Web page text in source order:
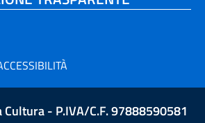
- P.IVA/C.F. 97888590581